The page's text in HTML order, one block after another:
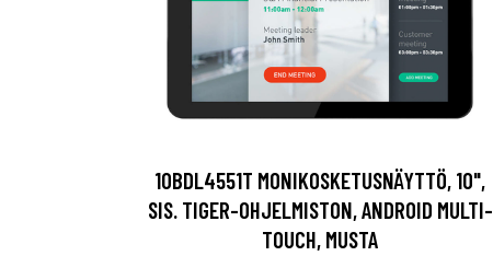
10BDL4551T MONIKOSKETUSNÄYTTÖ, 10",
SIS. TIGER-OHJELMISTON, ANDROID MULTI-
TOUCH, MUSTA